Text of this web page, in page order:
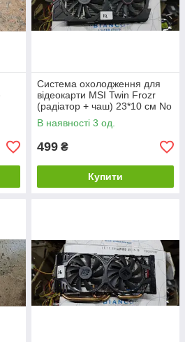
Система охолодження для
відеокарти MSI Twin Frozr
(радіатор + чаш) 23*10 см No
23101012
В наявності 3 од.
499 ₴
Купити